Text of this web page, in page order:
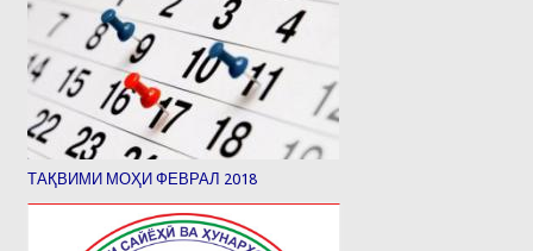
ТАҚВИМИ МОҲИ ФЕВРАЛ 2018